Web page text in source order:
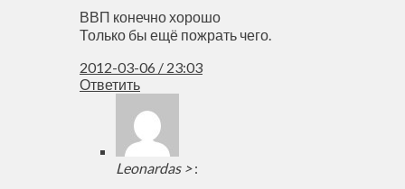
ВВП конечно хорошо
Только бы ещё пожрать чего.
2012-03-06 / 23:03
Ответить
Leonardas > :